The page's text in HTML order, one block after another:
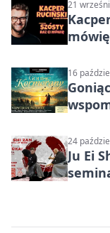
21
16
24
Ju Ei